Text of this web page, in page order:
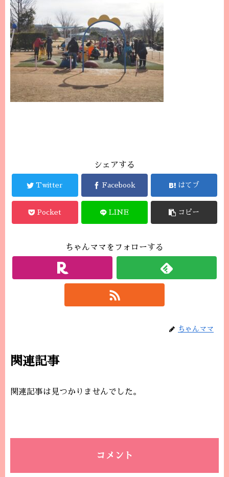
シェアする
Twitter Facebook はてブ
Pocket LINE コピー
ちゃんママをフォローする
ちゃんママ
関連記事
関連記事は見つかりませんでした。
コメント